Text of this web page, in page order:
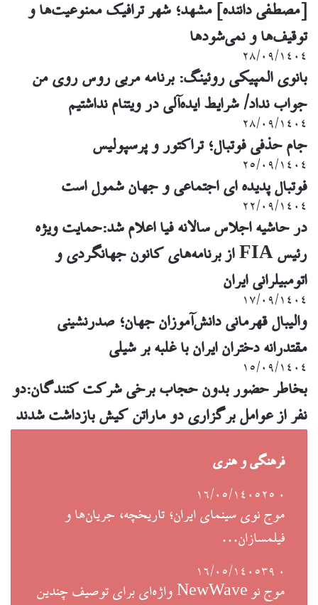
[مصطفی داننده] مشهد؛ شهر ترافیک ممنوعیت‌ها و
توقیف‌ها و نمی‌شودها
۲۸/۰۹/۱۴۰۴
بانوی المپیکی روئینگ: برنامه مربی روس روی من
جواب نداد/ شرایط ایده‌آلی در ویتنام نداشتیم
۲۸/۰۹/۱۴۰۴
جام حذفی فوتبال؛ تراکتور و پرسپولیس
۲۵/۰۹/۱۴۰۴
فوتبال پدیده ای اجتماعی و جهان شمول است
۲۲/۰۹/۱۴۰۴
در حاشیه اجلاس سالانه فیا اعلام شد:حمایت ویژه
رئیس FIA از برنامه‌های کانون جهانگردی و
اتومبیلرانی ایران
۱۷/۰۹/۱۴۰۴
والیبال قهرمانی دانش‌آموزان جهان؛ صدرنشینی
مقتدرانه دختران ایران با غلبه بر شیلی
۱۵/۰۹/۱۴۰۴
بخاطر حضور بدون حجاب برخی شرکت کنندگان:دو
نفر از عوامل برگزاری دو ماراتن کیش بازداشت شدند
فرهنگی و هنری
۱۶/۰۵/۱۴۰۵ ۰
موج نوی سینمای ایران؛ تاریخچه، جریان‌ها و
فیلمسازان…
۱۶/۰۵/۱۴۰۵ ۰
موج نو NewWave واژه‌ای برای توصیف چندین